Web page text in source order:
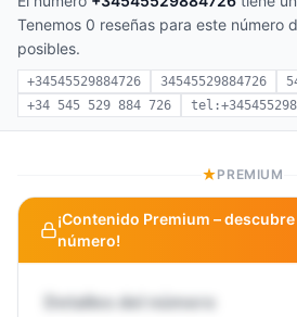
Tenemos 0 reseñas para este número
posibles.
+34545529884726 34545529884726
+34 545 529 884 726
PREMIUM
¡Contenido Premium –
número!
Detalles del número